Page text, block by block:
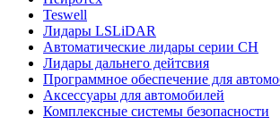
Teswell
Лидары LSLiDAR
Автоматические лидары серии CH
Лидары дальнего дейтсвия
Программное обеспечение для
Аксессуары для автомобилей
Комплексные системы безопасности